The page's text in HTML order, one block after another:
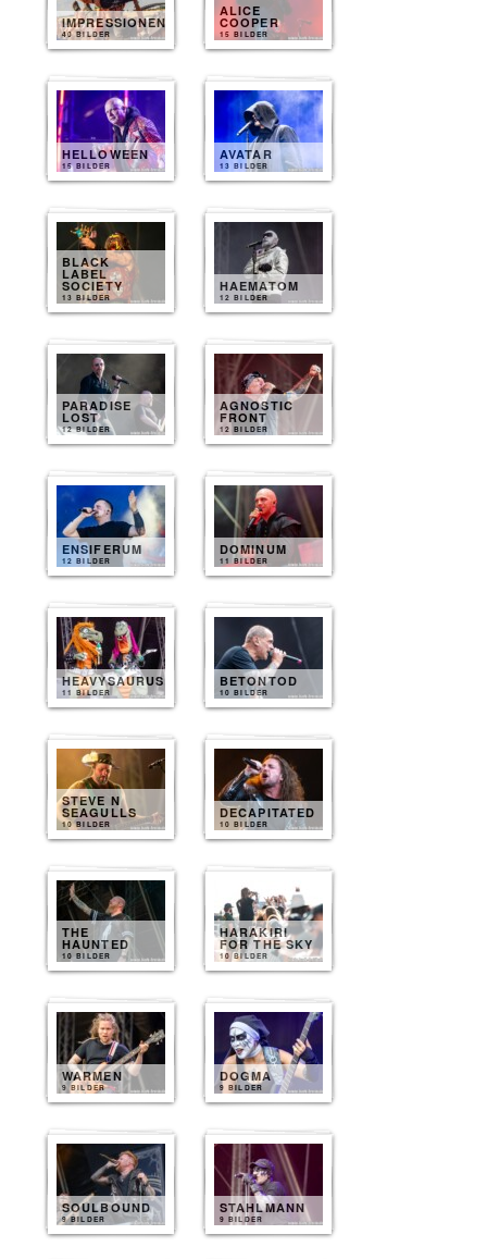
IMPRESSIONEN
40 BILDER
ALICE
COOPER
15 BILDER
HELLOWEEN
15 BILDER
AVATAR
13 BILDER
BLACK
LABEL
SOCIETY
13 BILDER
HAEMATOM
12 BILDER
PARADISE
LOST
12 BILDER
AGNOSTIC
FRONT
12 BILDER
ENSIFERUM
12 BILDER
DOMINUM
11 BILDER
HEAVYSAURUS
11 BILDER
BETONTOD
10 BILDER
STEVE N
SEAGULLS
10 BILDER
DECAPITATED
10 BILDER
THE
HAUNTED
10 BILDER
HARAKIRI
FOR THE SKY
10 BILDER
WARMEN
9 BILDER
DOGMA
9 BILDER
SOULBOUND
9 BILDER
STAHLMANN
9 BILDER